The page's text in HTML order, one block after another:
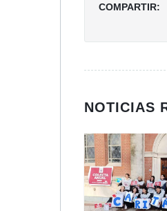
COMPARTIR:
NOTICIAS